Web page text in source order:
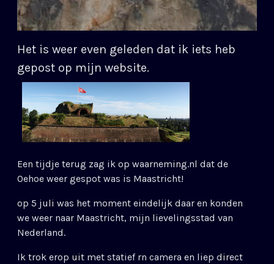
Het is weer even geleden dat ik iets heb
gepost op mijn website.
Een tijdje terug zag ik op waarneming.nl dat de
Oehoe weer gespot was is Maastricht!
op 5 juli was het moment eindelijk daar en konden
we weer naar Maastricht, mijn lievelingsstad van
Nederland.
Ik trok erop uit met statief rn camera en liep direct